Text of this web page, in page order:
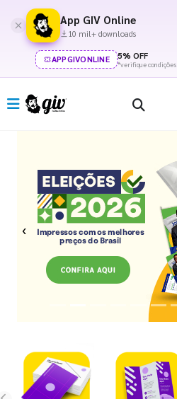
App GIV Online
10 mil+ downloads
APPGIVONLINE 5% OFF
*verifique condições
Previous